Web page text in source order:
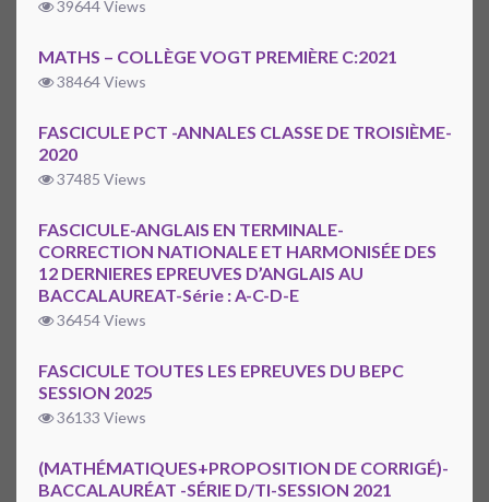
39644 Views
MATHS – COLLÈGE VOGT PREMIÈRE C:2021
38464 Views
FASCICULE PCT -ANNALES CLASSE DE TROISIÈME-
2020
37485 Views
FASCICULE-ANGLAIS EN TERMINALE-
CORRECTION NATIONALE ET HARMONISÉE DES
12 DERNIERES EPREUVES D’ANGLAIS AU
BACCALAUREAT-Série : A-C-D-E
36454 Views
FASCICULE TOUTES LES EPREUVES DU BEPC
SESSION 2025
36133 Views
(MATHÉMATIQUES+PROPOSITION DE CORRIGÉ)-
BACCALAURÉAT -SÉRIE D/TI-SESSION 2021